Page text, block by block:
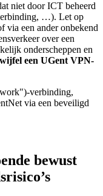
niet door ICT beheerd
…). Let op
via een ander onbekend
over een
onderscheppen en
een UGent VPN-
verbinding,
via een beveiligd
bewust